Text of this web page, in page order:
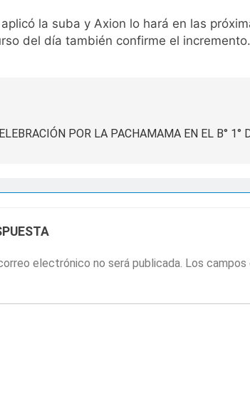
la suba y Axion lo hará en las
del día también confirme el incremento.
POR LA PACHAMAMA EN EL B° 1°
electrónico no será publicada. Los